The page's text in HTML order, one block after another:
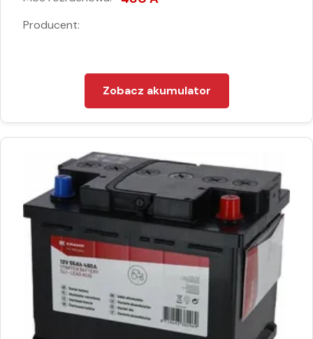
Producent:
Zobacz akumulator